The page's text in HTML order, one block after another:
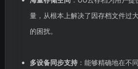
量，从根本上解决了因存档文件过
的困扰。
多设备同步支持：能够精确地在不